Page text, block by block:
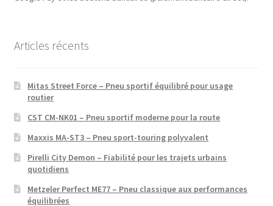
Articles récents
Mitas Street Force – Pneu sportif équilibré pour usage
routier
CST CM-NK01 – Pneu sportif moderne pour la route
Maxxis MA-ST3 – Pneu sport-touring polyvalent
Pirelli City Demon – Fiabilité pour les trajets urbains
quotidiens
Metzeler Perfect ME77 – Pneu classique aux performances
équilibrées